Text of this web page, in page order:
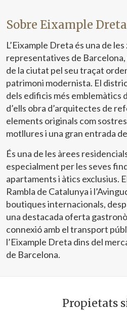
Sobre Eixample Dreta
L’Eixample Dreta és una de
representatives de
de la ciutat pel seu traçat
patrimoni modernista. El
dels edificis més emblemàtics
d’ells obra d’arquitectes de
elements originals com
motllures i una gran entrada
És una de les àrees
especialment per les seves
apartaments i àtics exclusius.
Rambla de Catalunya i
boutiques internacionals,
una destacada oferta
connexió amb el transport
l’Eixample Dreta dins del
de Barcelona.
Propietats